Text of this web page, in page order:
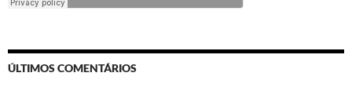
ÚLTIMOS COMENTÁRIOS